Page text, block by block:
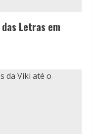
Letras em